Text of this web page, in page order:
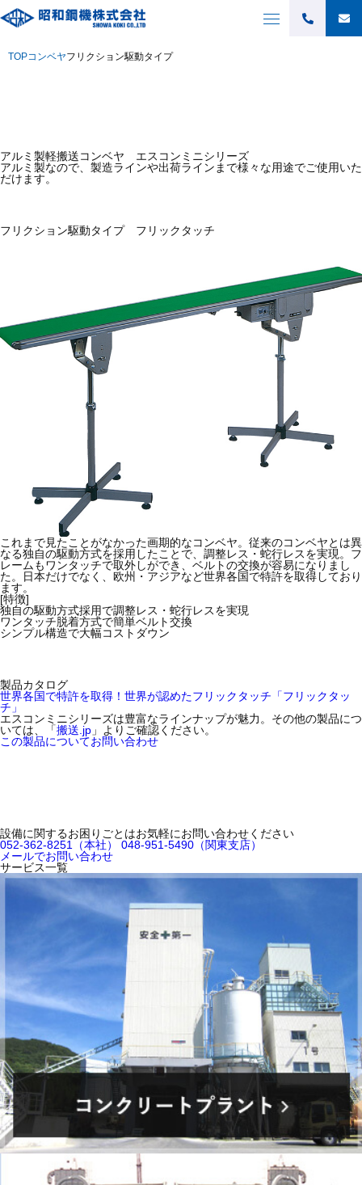
Service
TOPコンベヤフリクション駆動タイプ
アルミ製軽搬送コンベヤ エスコンミニシリーズ
アルミ製なので、製造ラインや出荷ラインまで様々な用途でご使用いた
だけます。
フリクション駆動タイプ フリックタッチ
これまで見たことがなかった画期的なコンベヤ。従来のコンベヤとは異
なる独自の駆動方式を採用したことで、調整レス・蛇行レスを実現。フ
レームもワンタッチで取外しができ、ベルトの交換が容易になりまし
た。日本だけでなく、欧州・アジアなど世界各国で特許を取得しており
ます。
[特徴]
独自の駆動方式採用で調整レス・蛇行レスを実現
ワンタッチ脱着方式で簡単ベルト交換
シンプル構造で大幅コストダウン
製品カタログ
世界各国で特許を取得！世界が認めたフリックタッチ「フリックタッ
チ」
エスコンミニシリーズは豊富なラインナップが魅力。その他の製品につ
いては、「搬送.jp 」よりご確認ください。
この製品についてお問い合わせ
設備に関するお困りごとはお気軽にお問い合わせください
052-362-8251 （本社） 048-951-5490 （関東支店）
メールでお問い合わせ
サービス一覧